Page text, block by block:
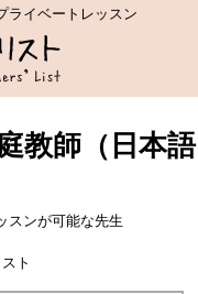
ライベートレッスン
教師（日本語
スンが可能な先生
ト